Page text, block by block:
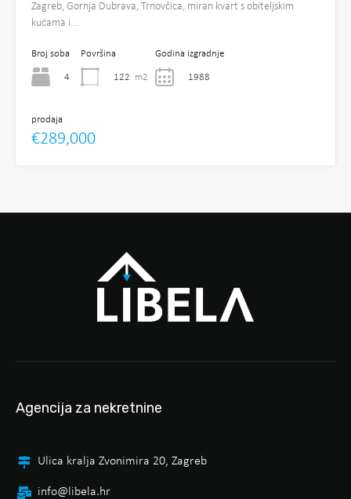
Zagreb, Gornja Dubrava, Trnovčica, miran kvart s obiteljskim
kućama i…
Broj soba
4
Površina
122 m2
Godina izgradnje
1988
prodaja
€289,000
Agencija za nekretnine
Ulica kralja Zvonimira 20, Zagreb
info@libela.hr